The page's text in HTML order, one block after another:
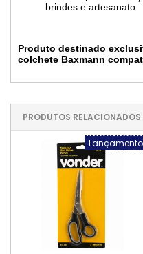
brindes e artesanato
Produto destinado
colchete Baxmann
PRODUTOS RELACIONADOS
Lançamento